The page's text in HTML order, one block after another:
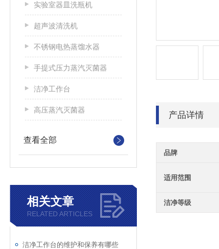
实验室器皿洗瓶机
超声波清洗机
不锈钢电热蒸馏水器
手提式压力蒸汽灭菌器
洁净工作台
高压蒸汽灭菌器
查看全部
相关文章
RELATED ARTICLES
洁净工作台的维护和保养有哪些
产品详情
品牌
适用范围
洁净等级